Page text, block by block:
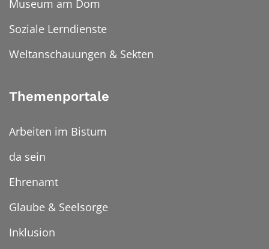
Museum am Dom
Soziale Lerndienste
Weltanschauungen & Sekten
Themenportale
Arbeiten im Bistum
da sein
Ehrenamt
Glaube & Seelsorge
Inklusion